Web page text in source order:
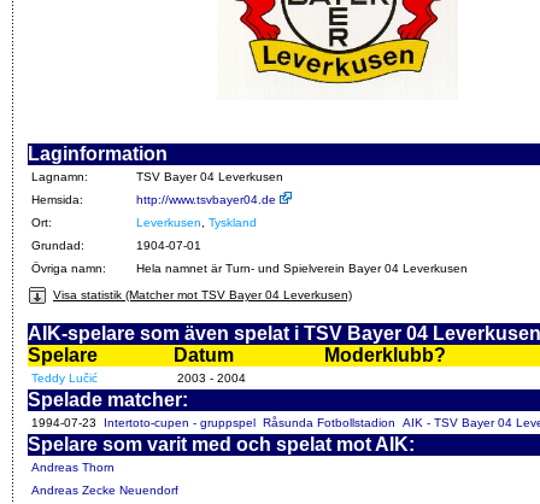
Laginformation
Lagnamn:
TSV Bayer 04 Leverkusen
Hemsida:
http://www.tsvbayer04.de
Ort:
Leverkusen
Tyskland
Grundad:
1904-07-01
Övriga namn:
Hela namnet är Turn- und Spielverein Bayer 04 Leverkusen
Visa statistik (Matcher mot TSV Bayer 04 Leverkusen)
AIK-spelare som även spelat i TSV Bayer 04 Leverkusen
Spelare
Datum Moderklubb?
Teddy Lučić 2003 - 2004
Spelade matcher:
1994-07-23 Intertoto-cupen - gruppspel Råsunda Fotbollstadion AIK - TSV Bayer 04
Spelare som varit med och spelat mot AIK:
Andreas Thorn
Andreas Zecke Neuendorf